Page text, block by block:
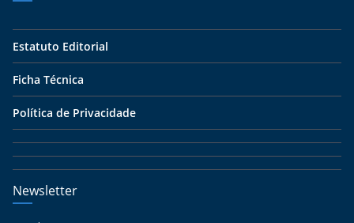
Estatuto Editorial
Ficha Técnica
Política de Privacidade
Newsletter